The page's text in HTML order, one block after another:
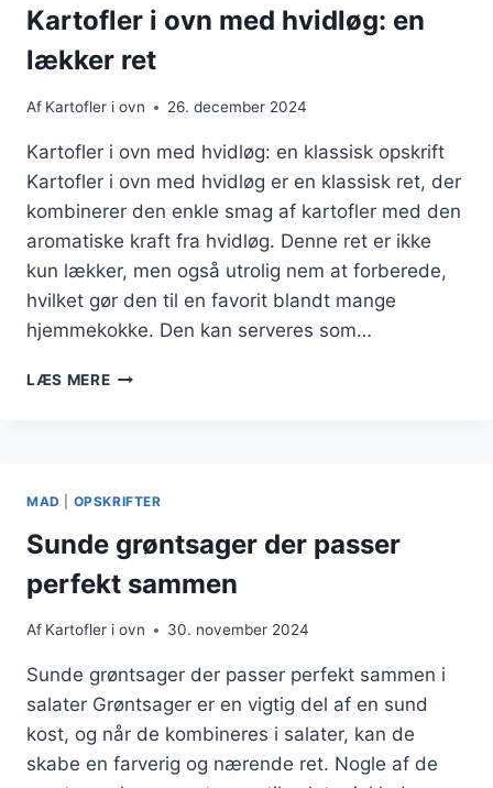
OPSKRIFT
Kartofler i ovn med hvidløg: en
lækker ret
Af Kartofler i ovn 26. december 2024
Kartofler i ovn med hvidløg: en klassisk opskrift
Kartofler i ovn med hvidløg er en klassisk ret, der
kombinerer den enkle smag af kartofler med den
aromatiske kraft fra hvidløg. Denne ret er ikke
kun lækker, men også utrolig nem at forberede,
hvilket gør den til en favorit blandt mange
hjemmekokke. Den kan serveres som…
LÆS MEREKARTOFLER
RET
MAD OPSKRIFTER
Sunde grøntsager der passer
perfekt sammen
Af Kartofler i ovn 30. november 2024
Sunde grøntsager der passer perfekt sammen i
salater Grøntsager er en vigtig del af en sund
kost, og når de kombineres i salater, kan de
skabe en farverig og nærende ret. Nogle af de